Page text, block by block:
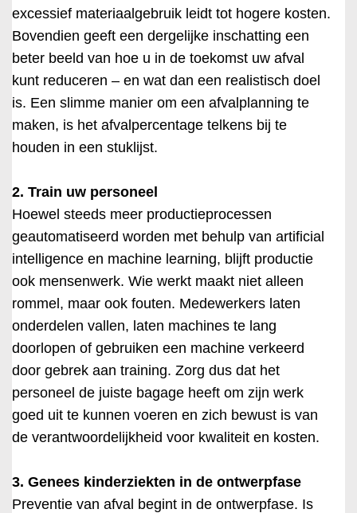
excessief materiaalgebruik leidt tot hogere kosten.
Bovendien geeft een dergelijke inschatting een
beter beeld van hoe u in de toekomst uw afval
kunt reduceren – en wat dan een realistisch doel
is. Een slimme manier om een afvalplanning te
maken, is het afvalpercentage telkens bij te
houden in een stuklijst.
2. Train uw personeel
Hoewel steeds meer productieprocessen
geautomatiseerd worden met behulp van artificial
intelligence en machine learning, blijft productie
ook mensenwerk. Wie werkt maakt niet alleen
rommel, maar ook fouten. Medewerkers laten
onderdelen vallen, laten machines te lang
doorlopen of gebruiken een machine verkeerd
door gebrek aan training. Zorg dus dat het
personeel de juiste bagage heeft om zijn werk
goed uit te kunnen voeren en zich bewust is van
de verantwoordelijkheid voor kwaliteit en kosten.
3. Genees kinderziekten in de ontwerpfase
Preventie van afval begint in de ontwerpfase. Is